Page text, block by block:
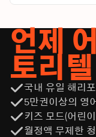
언제
토리텔
국내 유일 해리
5만권이상의 영
키즈 모드(어린
월정액 무제한